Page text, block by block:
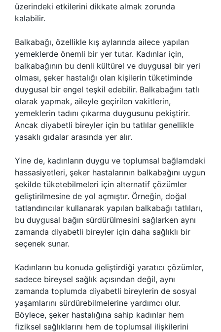
üzerindeki etkilerini dikkate almak zorunda
kalabilir.
Balkabağı, özellikle kış aylarında ailece yapılan
yemeklerde önemli bir yer tutar. Kadınlar için,
balkabağının bu denli kültürel ve duygusal bir yeri
olması, şeker hastalığı olan kişilerin tüketiminde
duygusal bir engel teşkil edebilir. Balkabağını tatlı
olarak yapmak, aileyle geçirilen vakitlerin,
yemeklerin tadını çıkarma duygusunu pekiştirir.
Ancak diyabetli bireyler için bu tatlılar genellikle
yasaklı gıdalar arasında yer alır.
Yine de, kadınların duygu ve toplumsal bağlamdaki
hassasiyetleri, şeker hastalarının balkabağını uygun
şekilde tüketebilmeleri için alternatif çözümler
geliştirilmesine de yol açmıştır. Örneğin, doğal
tatlandırıcılar kullanarak yapılan balkabağı tatlıları,
bu duygusal bağın sürdürülmesini sağlarken aynı
zamanda diyabetli bireyler için daha sağlıklı bir
seçenek sunar.
Kadınların bu konuda geliştirdiği yaratıcı çözümler,
sadece bireysel sağlık açısından değil, aynı
zamanda toplumda diyabetli bireylerin de sosyal
yaşamlarını sürdürebilmelerine yardımcı olur.
Böylece, şeker hastalığına sahip kadınlar hem
fiziksel sağlıklarını hem de toplumsal ilişkilerini